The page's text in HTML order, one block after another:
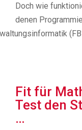
Doch wie
denen
Fit für
Test den
…